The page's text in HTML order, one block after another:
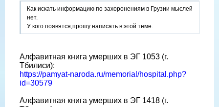
Как искать информацию по захоронениям в Грузии мыслей
нет.
У кого появятся,прошу написать в этой теме.
Алфавитная книга умерших в ЭГ 1053 (г.
Тбилиси):
https://pamyat-naroda.ru/memorial/hospital.php?
id=30579
Алфавитная книга умерших в ЭГ 1418 (г.